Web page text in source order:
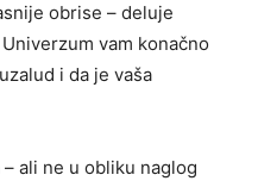
obrise – deluje
vam konačno
i da je vaša
ali ne u obliku naglog